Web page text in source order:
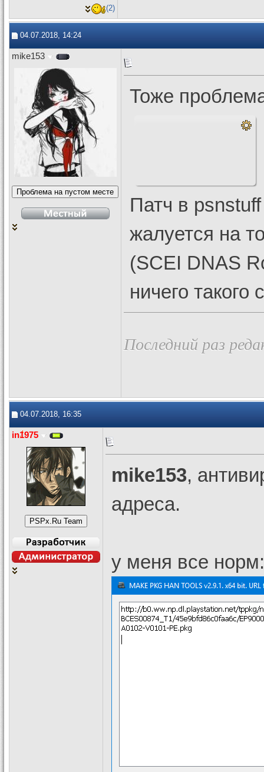
(2)
04.07.2018, 14:24
mike153
Тоже
Патч в
жалуется на
(SCEI DNAS
ничего
Последний раз
04.07.2018, 16:35
in1975
mike153,
адреса.
у меня все норм: